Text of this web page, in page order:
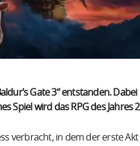
Gate 3“ entstanden.
Spiel wird das RPG des Jahres
verbracht, in dem der erste